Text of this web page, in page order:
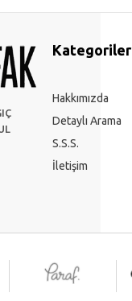
Kategoriler
Hakkımızda
Detaylı Arama
S.S.S.
İletişim